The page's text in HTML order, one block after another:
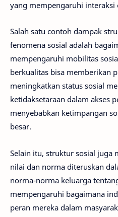
yang mempengaruhi
Salah satu contoh dampak
fenomena sosial adalah
mempengaruhi mobilitas
berkualitas bisa memberikan
meningkatkan status sosial
ketidaksetaraan dalam akses
menyebabkan ketimpangan
besar.
Selain itu, struktur sosial juga
nilai dan norma diteruskan
norma-norma keluarga
mempengaruhi bagaimana
peran mereka dalam